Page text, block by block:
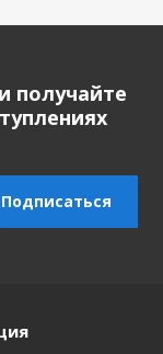
получайте